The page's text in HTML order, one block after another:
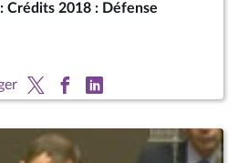
Crédits 2018 : Défense